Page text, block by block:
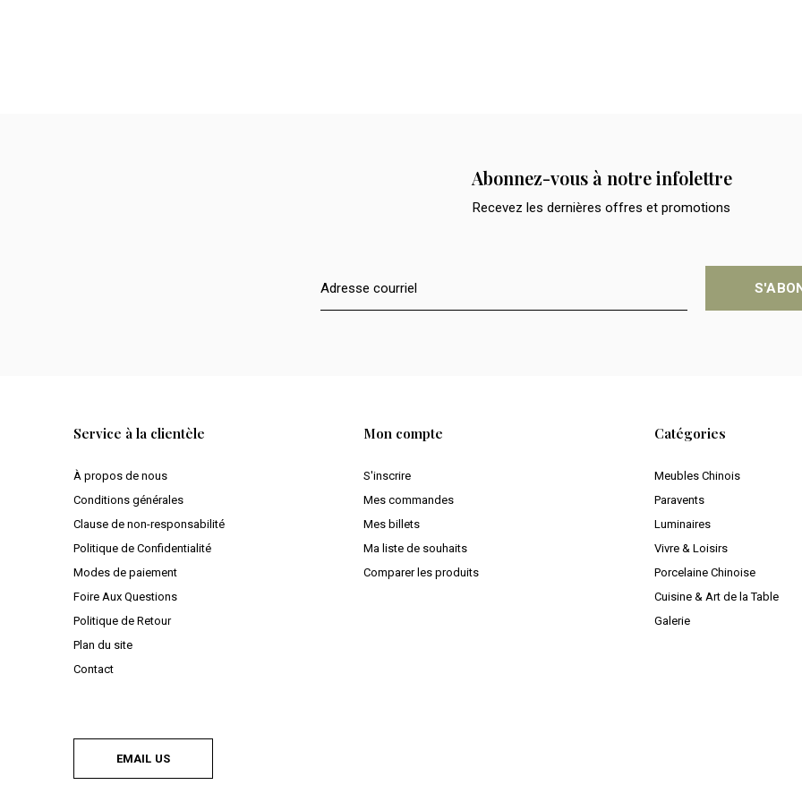
Abonnez-vous à notre infolettre
Recevez les dernières offres et promotions
Service à la clientèle
À propos de nous
Conditions générales
Clause de non-responsabilité
Politique de Confidentialité
Modes de paiement
Foire Aux Questions
Politique de Retour
Plan du site
Contact
Mon compte
S'inscrire
Mes commandes
Mes billets
Ma liste de souhaits
Comparer les produits
Catégories
Meubles Chinois
Paravents
Luminaires
Vivre & Loisirs
Porcelaine Chinoise
Cuisine & Art de la Table
Galerie
EMAIL US